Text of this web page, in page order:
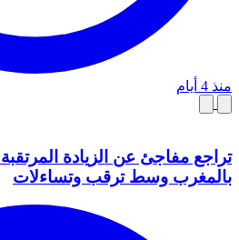
منذ 4 أيام
تراجع مفاجئ عن الزيادة
بالمغرب وسط ترقب وتساءلات